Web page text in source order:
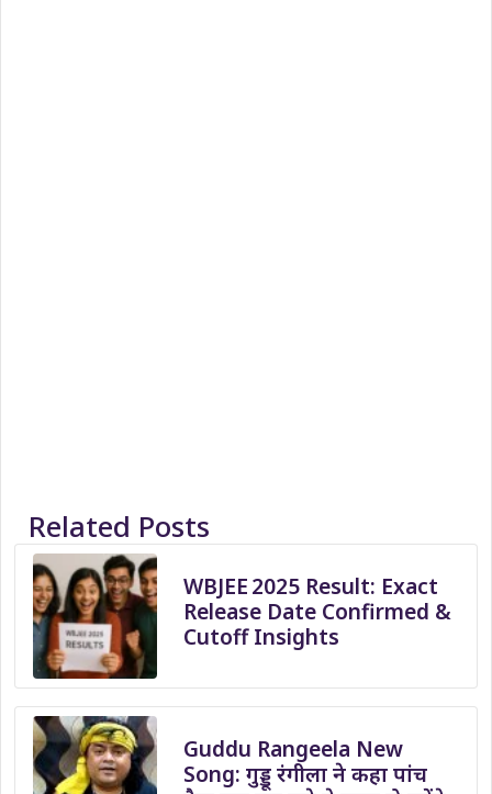
Related Posts
WBJEE 2025 Result: Exact
Release Date Confirmed &
Cutoff Insights
Guddu Rangeela New
Song: गुड्डू रंगीला ने कहा पांच